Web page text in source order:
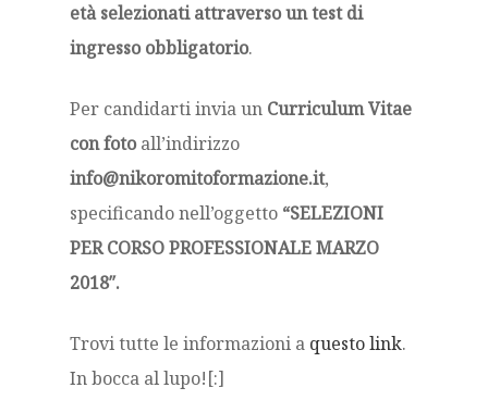
età selezionati attraverso un test di
ingresso obbligatorio.
Per candidarti invia un Curriculum Vitae
con fotoall’indirizzo
info@nikoromitoformazione.it,
specificando nell’oggetto “SELEZIONI
PER CORSO PROFESSIONALE MARZO
2018″.
Trovi tutte le informazioni a questo link.
In bocca al lupo![:]